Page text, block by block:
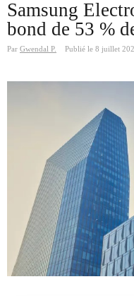
Samsung
bond de 53 %
Par Gwendal P. Publié le 8 juillet